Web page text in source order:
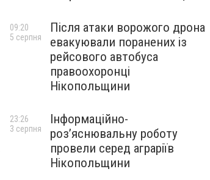
Після атаки ворожого дрона
евакуювали поранених із
рейсового автобуса
правоохоронці
Нікопольщини
09:20
5 серпня
Інформаційно-
роз’яснювальну роботу
провели серед аграріїв
Нікопольщини
23:26
3 серпня